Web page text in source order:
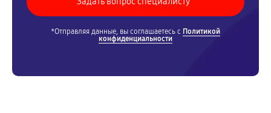
*Отправляя данные, вы соглашаетесь с Политикой
конфиденциальности